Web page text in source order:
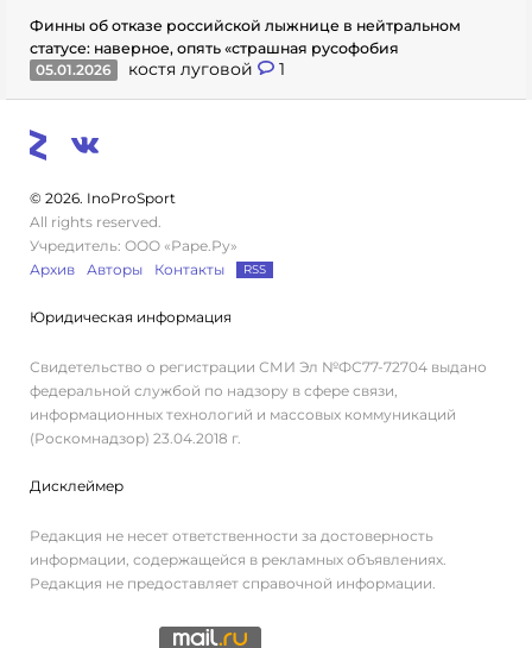
Финны об отказе российской лыжнице в нейтральном
статусе: наверное, опять «страшная русофобия
05.01.2026
костя луговой 1
© 2026. InoProSport
All rights reserved.
Учредитель: ООО «Раре.Ру»
Архив
Авторы Контакты RSS
Юридическая информация
Свидетельство о регистрации СМИ Эл №ФС77-72704 выдано
федеральной службой по надзору в сфере связи,
информационных технологий и массовых коммуникаций
(Роскомнадзор) 23.04.2018 г.
Дисклеймер
Редакция не несет ответственности за достоверность
информации, содержащейся в рекламных объявлениях.
Редакция не предоставляет справочной информации.